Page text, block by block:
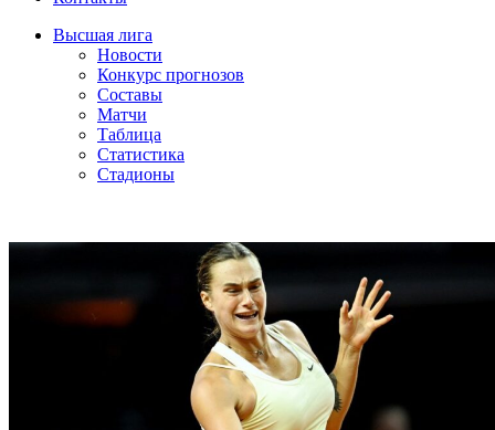
Высшая лига
Новости
Конкурс прогнозов
Составы
Матчи
Таблица
Статистика
Стадионы